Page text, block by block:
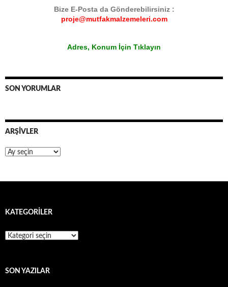
Bize E-Posta da Gönderebilirsiniz :
proje@mutfakmalzemeleri.com
Adres, Konum İçin Tıklayın
SON YORUMLAR
ARŞIVLER
Arşivler
KATEGORILER
Kategoriler
SON YAZILAR